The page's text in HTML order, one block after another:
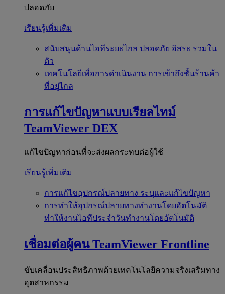
ปลอดภัย
เรียนรู้เพิ่มเติม
สนับสนุนด้านไอทีระยะไกล ปลอดภัย อิสระ รวมใน
ตัว
เทคโนโลยีเพื่อการดำเนินงาน การเข้าถึงชั้นร้านค้า
ที่อยู่ไกล
การแก้ไขปัญหาแบบเรียลไทม์
TeamViewer DEX
แก้ไขปัญหาก่อนที่จะส่งผลกระทบต่อผู้ใช้
เรียนรู้เพิ่มเติม
การแก้ไขอุปกรณ์ปลายทาง ระบุและแก้ไขปัญหา
การทำให้อุปกรณ์ปลายทางทำงานโดยอัตโนมัติ
ทำให้งานไอทีประจำวันทำงานโดยอัตโนมัติ
เชื่อมต่อผู้คน TeamViewer Frontline
ขับเคลื่อนประสิทธิภาพด้วยเทคโนโลยีความจริงเสริมทาง
อุตสาหกรรม